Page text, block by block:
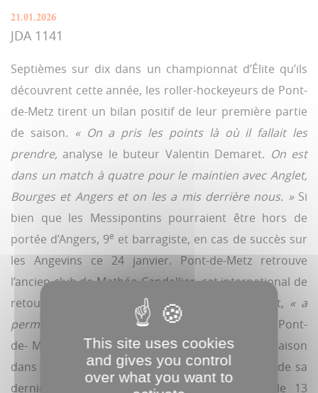
21.01.2026
JDA 1141
Septièmes sur dix dans un championnat d’Élite qu’ils
découvrent cette année, les roller-hockeyeurs de Pont-
de-Metz tirent un bilan positif de leur première partie
de saison. « On a pris les points là où il fallait les
prendre, analyse le buteur Valentin Demaret. On est
dans un match à quatre pour le maintien avec Anglet,
Bourges et Angers et on les a mis derrière nous. »Si
bien que les Messipontins pourraient être hors de
portée d’Angers, 9e et barragiste, en cas de succès sur
les Angevins ce 24 janvier. Pont-de-Metz retrouve
l’ancien club de Mathéo Candellier, cet international de
retour cette année qui, selon Valentin Demaret, « a
permis à tout le monde de se tirer vers le haut ».
Pont-
de- Metz, qui plus est, s’est enfin imposé cette saison
dans son Arena du chemin du Pilori. C’était lors de sa
dernière sortie en date face à Anglet (6-3, le 13
This site uses cookies
and gives you control
over what you want to